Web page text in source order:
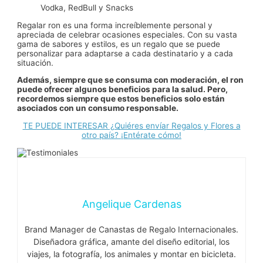
Vodka, RedBull y Snacks
Regalar ron es una forma increíblemente personal y
apreciada de celebrar ocasiones especiales. Con su vasta
gama de sabores y estilos, es un regalo que se puede
personalizar para adaptarse a cada destinatario y a cada
situación.
Además, siempre que se consuma con moderación, el ron
puede ofrecer algunos beneficios para la salud. Pero,
recordemos siempre que estos beneficios solo están
asociados con un consumo responsable.
TE PUEDE INTERESAR ¿Quiéres envíar Regalos y Flores a
otro país? ¡Entérate cómo!
Angelique Cardenas
Brand Manager de Canastas de Regalo Internacionales.
Diseñadora gráfica, amante del diseño editorial, los
viajes, la fotografía, los animales y montar en bicicleta.